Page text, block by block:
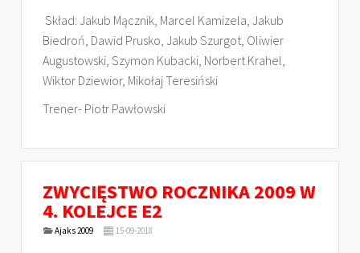
Skład: Jakub Mącznik, Marcel Kamizela, Jakub
Biedroń, Dawid Prusko, Jakub Szurgot, Oliwier
Augustowski, Szymon Kubacki, Norbert Krahel,
Wiktor Dziewior, Mikołaj Teresiński
Trener- Piotr Pawłowski
ZWYCIĘSTWO ROCZNIKA 2009 W
4. KOLEJCE E2
Ajaks 2009 15-09-2018